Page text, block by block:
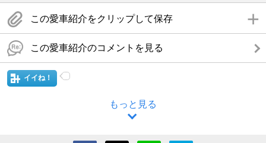
この愛車紹介をクリップして保存
この愛車紹介のコメントを見る
イイね！
もっと見る